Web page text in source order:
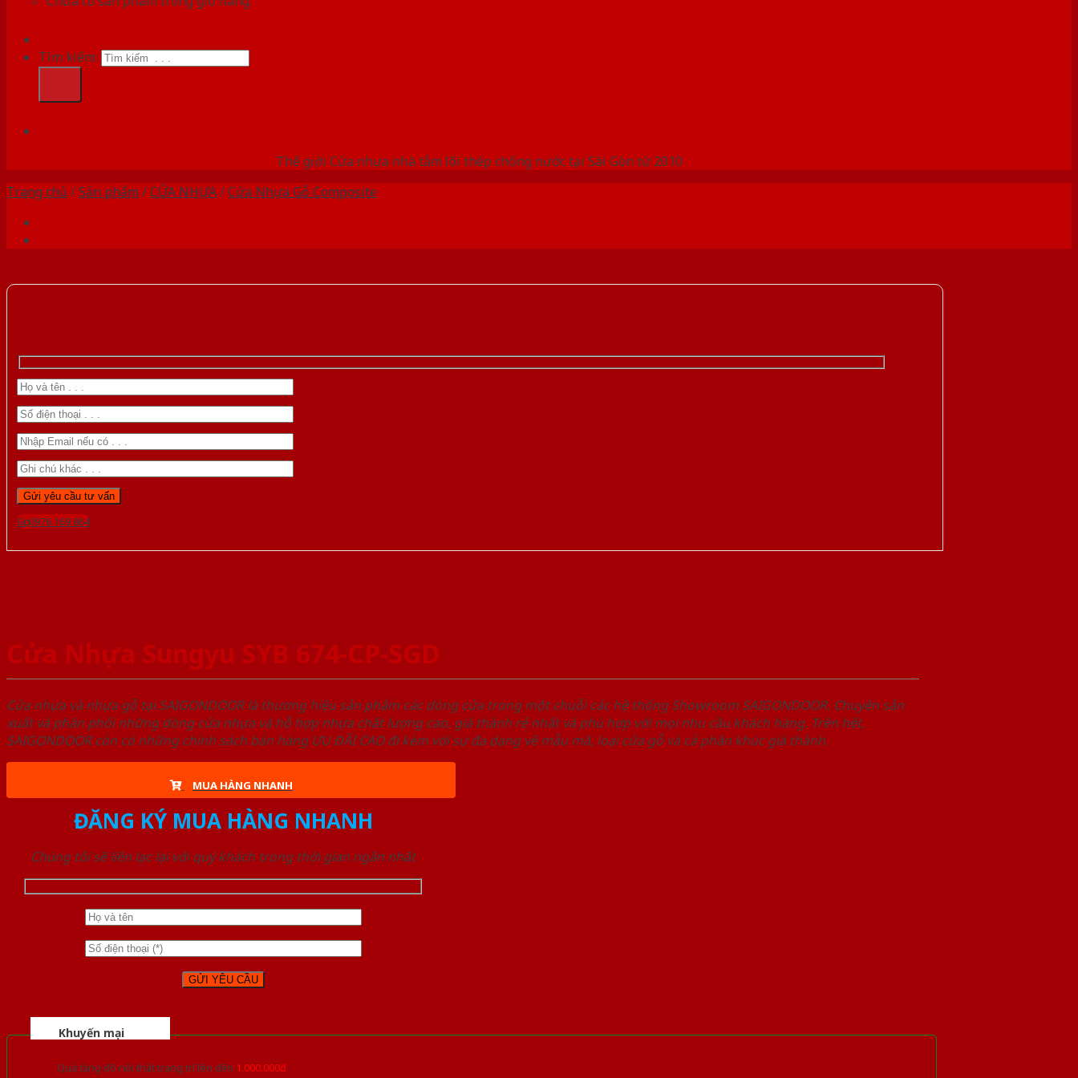
Tìm kiếm:
Thế giới Cửa nhựa nhà tắm lõi thép chống nước tại Sài Gòn từ 2010
Trang chủ /Sản phẩm /CỬA NHỰA/Cửa Nhựa Gỗ Composite
Gọi 0976.169.864
Cửa Nhựa Sungyu SYB 674-CP-SGD
Cửa nhựa và nhựa gỗ tại SAIGONDOOR là thương hiệu sản phẩm các dòng cửa trong một chuỗi các hệ thống Showroom SAIGONDOOR. Chuyên sản
xuất và phân phối những dòng cửa nhựa và hỗ hợp nhựa chất lượng cao, giá thành rẻ nhất và phù hợp với mọi nhu cầu khách hàng. Trên hết,
SAIGONDOOR còn có những chính sách bán hàng ƯU ĐÃI CAO đi kèm với sự đa dạng về mẫu mã, loại cửa gỗ và cả phân khúc giá thành.
MUA HÀNG NHANH
ĐĂNG KÝ MUA HÀNG NHANH
Chúng tôi sẽ liên lạc lại với quý khách trong thời gian ngắn nhất
Khuyến mại
Quà tặng đồ nội thất trang trí lên đến 1.000.000đ